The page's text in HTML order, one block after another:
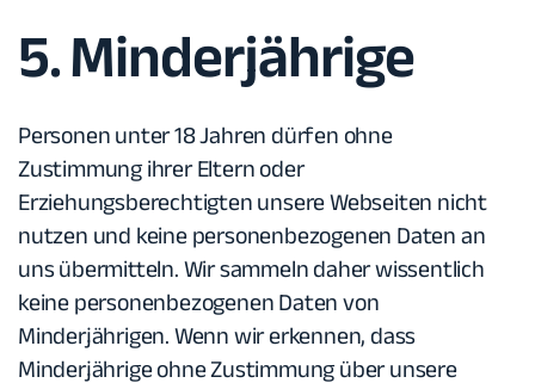
5. Minderjährige
Personen unter 18 Jahren dürfen ohne
Zustimmung ihrer Eltern oder
Erziehungsberechtigten unsere Webseiten nicht
nutzen und keine personenbezogenen Daten an
uns übermitteln. Wir sammeln daher wissentlich
keine personenbezogenen Daten von
Minderjährigen. Wenn wir erkennen, dass
Minderjährige ohne Zustimmung über unsere